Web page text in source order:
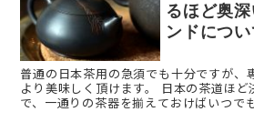
るほど奥
ンドについ
普通の日本茶用の急須でも十分ですが、
より美味しく頂けます。 日本の茶道ほ
で、一通りの茶器を揃えておけばいつで